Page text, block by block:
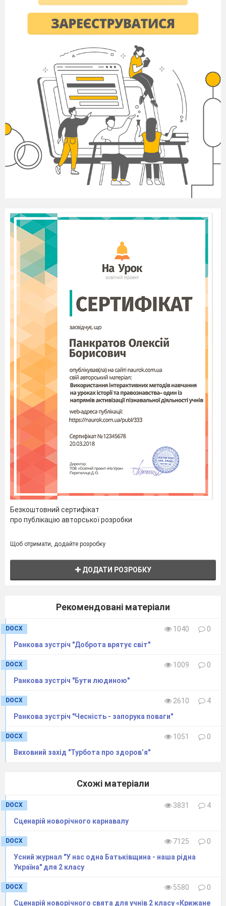
отримуватимете зірочки. Отже
вирушаємо у довгу і цікаву
мандрівку.
Сядьте зручніше, приготуйтеся до
польоту! Керувати нашим кораблем
буде капітан - Ярослав.
Допомагати в обслуговуванні будуть
борт - провідниці: Катерина та
Анастасія.
Капітан:
готові?
- Так!
- Пристебніть ремні!
1,2,3! Пуск!
Слайд 6.
Планета на якій ми звами зробимо
першу зупинку – має назву –
Історична.
Слайд 7.
Багато років тому, коли люди жили в
печерах, мова була дуже бідною.
Вона складалася з небагатьох слів.
Минали століття, змінювалися люди,
удосконалювалась і мова, далі
винайшли письмо.
І створили алфавіт.
Слайд 8.
розташовані в традиційно
установленому порядку. Алфавіти
виникли в кінці 2-го тисячоліття до н.
е
Вихователь:
Діти! Щоб рухатися далі,
приготували жителі планети
Історична.
За ваші правильні відповіді ви
отримаєте зірочки.
Слайд 9.Ребуси
Гопа́к— традиційний український
народний танець запорозького
Безкоштовний сертифікат
про публікацію авторської розробки
Щоб отримати, додайте розробку
ДОДАТИ РОЗРОБКУ
Рекомендовані матеріали
DOCX 1040
0
Ранкова зустріч "Доброта врятує світ"
DOCX 1009
0
Ранкова зустріч "Бути людиною"
DOCX 2610
4
Ранкова зустріч "Чесність - запорука поваги"
DOCX 1051
0
Виховний захід "Турбота про здоров’я"
Схожі матеріали
DOCX 3831
4
Сценарій новорічного карнавалу
DOCX 7125
0
Усний журнал "У нас одна Батьківщина - наша рідна
Україна" для 2 класу
DOCX 5580
0
Сценарій новорічного свята для учнів 2 класу «Крижане